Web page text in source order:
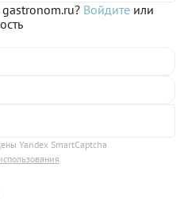
Войдите или
Yandex SmartCaptcha